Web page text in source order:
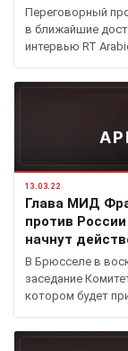
Переговорный
в ближайшие
интервью RT
13.03.22
Глава МИД
против
начнут
В Брюсселе в
заседание
котором будет